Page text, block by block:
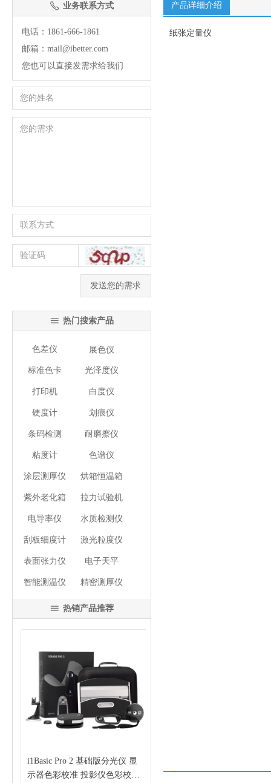
ꂅ 业务联系方式
电话：1861-666-1861
邮箱：mail@ibetter.com
您也可以直接发需求给我们
发送您的需求
色差仪
ꁔ 热门搜索产品
白度仪
展色仪
条码检测
硬度计
光泽度仪
电导率仪
耐磨擦仪
划痕仪
打印机
粘度计
i1Basic Pro 2 基础版分光仪 显
示器色彩校准 投影仪色彩校准
箱 可选配双日光
ꁔ 热销产品推荐
涂层测厚仪
紫外老化箱
标准色卡
烘箱恒温箱
色谱仪
水质检测仪
拉力试验机
刮板细度计 激光粒度仪
表面张力仪 电子天平
智能测温仪 精密测厚仪
纸张定量仪
产品详细介绍